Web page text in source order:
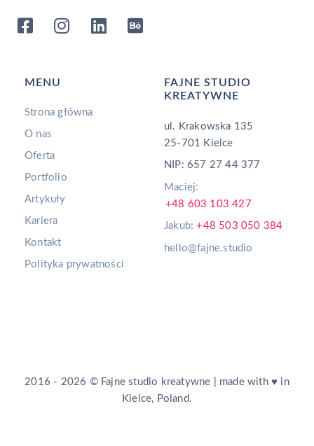
MENU
Strona główna
O nas
Oferta
Portfolio
Artykuły
Kariera
Kontakt
Polityka prywatności
FAJNE STUDIO
KREATYWNE
ul. Krakowska 135
25-701 Kielce
NIP: 657 27 44 377
Maciej:
+48 603 103 427
Jakub:+48 503 050 384
hello@fajne.studio
2016 - 2026 © Fajne studio kreatywne | made with ♥ in
Kielce, Poland.